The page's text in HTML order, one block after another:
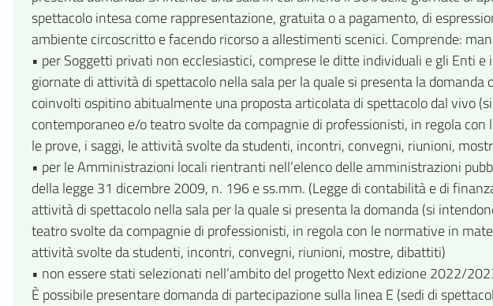
spettacolo intesa come rappresentazione, gratuita o a pagamento, di
ambiente circoscritto e facendo ricorso a allestimenti scenici. Comprende:
• per Soggetti privati non ecclesiastici, comprese le ditte individuali e gli Enti
giornate di attività di spettacolo nella sala per la quale si presenta la
coinvolti ospitino abitualmente una proposta articolata di spettacolo dal vivo
contemporaneo e/o teatro svolte da compagnie di professionisti, in regola
le prove, i saggi, le attività svolte da studenti, incontri, convegni, riunioni,
• per le Amministrazioni locali rientranti nell’elenco delle amministrazioni
della legge 31 dicembre 2009, n. 196 e ss.mm. (Legge di contabilità e di
attività di spettacolo nella sala per la quale si presenta la domanda (si
teatro svolte da compagnie di professionisti, in regola con le normative in
attività svolte da studenti, incontri, convegni, riunioni, mostre, dibattiti)
• non essere stati selezionati nell’ambito del progetto Next edizione 2022/
È possibile presentare domanda di partecipazione sulla linea E (sedi di